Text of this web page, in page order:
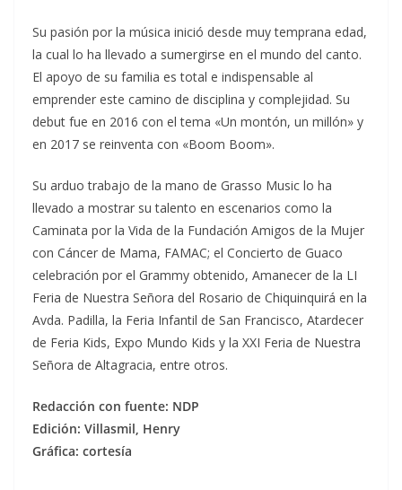
Su pasión por la música inició desde muy temprana edad,
la cual lo ha llevado a sumergirse en el mundo del canto.
El apoyo de su familia es total e indispensable al
emprender este camino de disciplina y complejidad. Su
debut fue en 2016 con el tema «Un montón, un millón» y
en 2017 se reinventa con «Boom Boom».
Su arduo trabajo de la mano de Grasso Music lo ha
llevado a mostrar su talento en escenarios como la
Caminata por la Vida de la Fundación Amigos de la Mujer
con Cáncer de Mama, FAMAC; el Concierto de Guaco
celebración por el Grammy obtenido, Amanecer de la LI
Feria de Nuestra Señora del Rosario de Chiquinquirá en la
Avda. Padilla, la Feria Infantil de San Francisco, Atardecer
de Feria Kids, Expo Mundo Kids y la XXI Feria de Nuestra
Señora de Altagracia, entre otros.
Redacción con fuente: NDP
Edición: Villasmil, Henry
Gráfica: cortesía